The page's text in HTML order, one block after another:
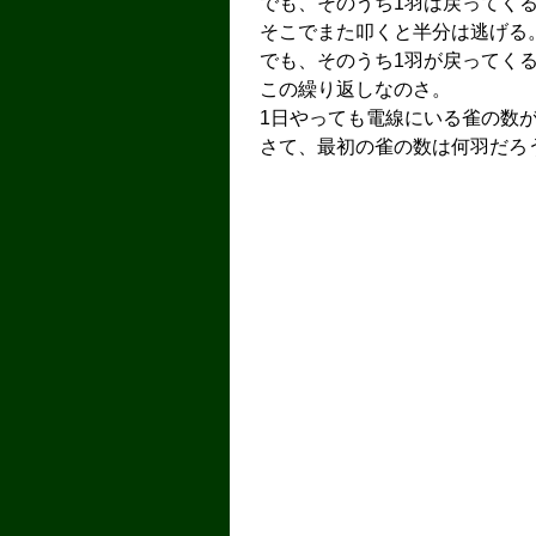
そこでまた叩くと半分は逃げる。
でも、そのうち1羽が戻ってくる
この繰り返しなのさ。
1日やっても電線にいる雀の数
さて、最初の雀の数は何羽だろ